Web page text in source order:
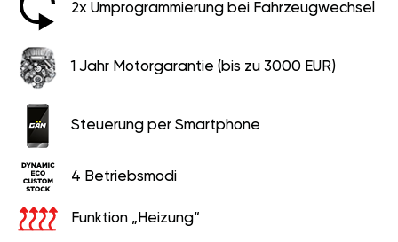
2x Umprogrammierung bei Fahrzeugwechsel
1 Jahr Motorgarantie (bis zu 3000 EUR)
Steuerung per Smartphone
4 Betriebsmodi
Funktion „Heizung“